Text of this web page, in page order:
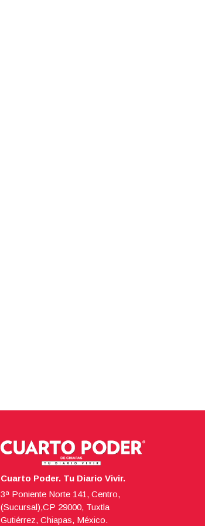
Cuarto Poder. Tu Diario Vivir.
3ª Poniente Norte 141, Centro,
(Sucursal),CP 29000, Tuxtla
Gutiérrez, Chiapas, México.